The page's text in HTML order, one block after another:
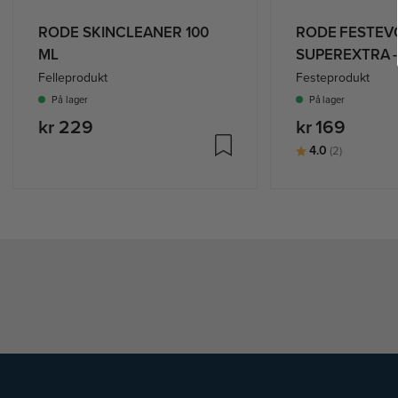
RODE SKINCLEANER 100
ML
Felleprodukt
På lager
kr 229
RODE
SUPEREXTRA -
Festeprodukt
På lager
kr 169
Karakter:
4.0 (2)